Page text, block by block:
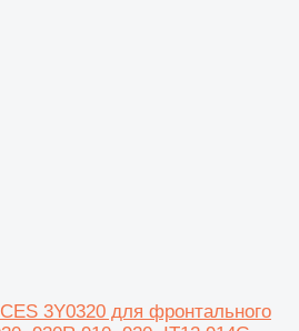
3Y0320 для фронтального